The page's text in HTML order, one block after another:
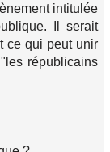
intitulée
Il serait
ce qui peut unir
républicains